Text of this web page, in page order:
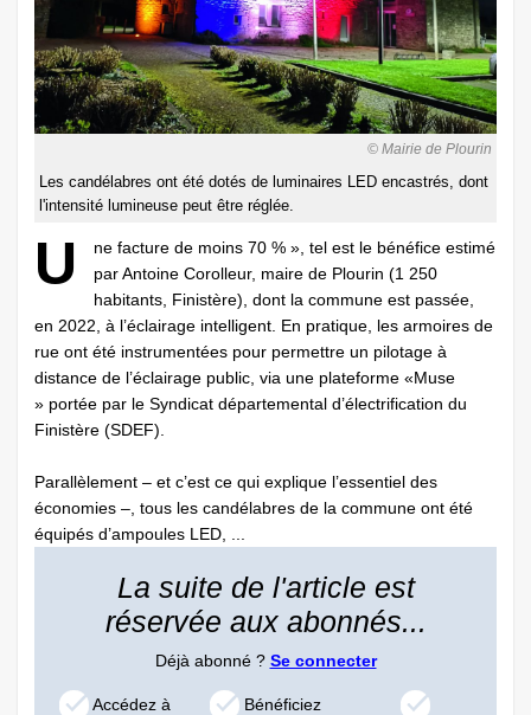
© Mairie de Plourin
Les candélabres ont été dotés de luminaires LED encastrés, dont
l'intensité lumineuse peut être réglée.
U
ne facture de moins 70 % », tel est le bénéfice estimé
par Antoine Corolleur, maire de Plourin (1 250
habitants, Finistère), dont la commune est passée,
en 2022, à l’éclairage intelligent. En pratique, les armoires de
rue ont été instrumentées pour permettre un pilotage à
distance de l’éclairage public, via une plateforme «Muse
» portée par le Syndicat départemental d’électrification du
Finistère (SDEF).
Parallèlement – et c’est ce qui explique l’essentiel des
économies –, tous les candélabres de la commune ont été
équipés d’ampoules LED, ...
La suite de l'article est
réservée aux abonnés...
Déjà abonné ? Se connecter
Accédez à
Bénéficiez